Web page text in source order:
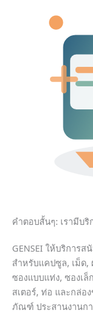
คำตอบสั้นๆ: เรามีบ
GENSEI ให้บริกา
สำหรับแคปซูล, เม็ด,
ซองแบบแท่ง, ซองเ
สเตอร์, ท่อ และกล่อ
ภัณฑ์ ประสานงานก